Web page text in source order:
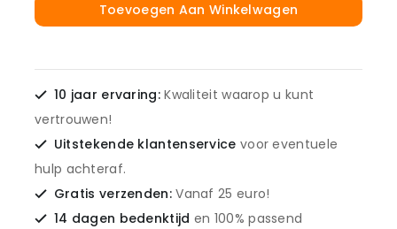
Toevoegen Aan Winkelwagen
10 jaar ervaring:Kwaliteit waarop u kunt
vertrouwen!
Uitstekende klantenservice voor eventuele
hulp achteraf.
Gratis verzenden:Vanaf 25 euro!
14 dagen bedenktijd en 100% passend